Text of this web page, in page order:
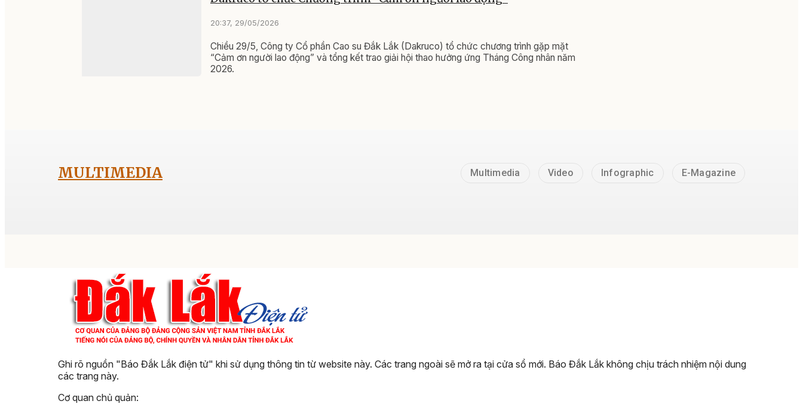
20:37, 29/05/2026
Chiều 29/5, Công ty Cổ phần Cao su Đắk Lắk (Dakruco) tổ chức chương trình gặp mặt
“Cảm ơn người lao động” và tổng kết trao giải hội thao hưởng ứng Tháng Công nhân năm
2026.
MULTIMEDIA Multimedia Video Infographic E-Magazine
Ghi rõ nguồn "Báo Đắk Lắk điện tử" khi sử dụng thông tin từ website này. Các trang ngoài sẽ mở ra tại cửa sổ mới. Báo Đắk Lắk không chịu trách nhiệm nội dung
các trang này.
Cơ quan chủ quản: